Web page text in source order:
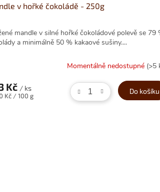
v hořké čokoládě - 250g
mandle v silné hořké čokoládové polevě se 79
a minimálně 50 % kakaové sušiny....
Momentálně nedostupné (>5
Kč / ks
Kč / 100 g
Do košíku